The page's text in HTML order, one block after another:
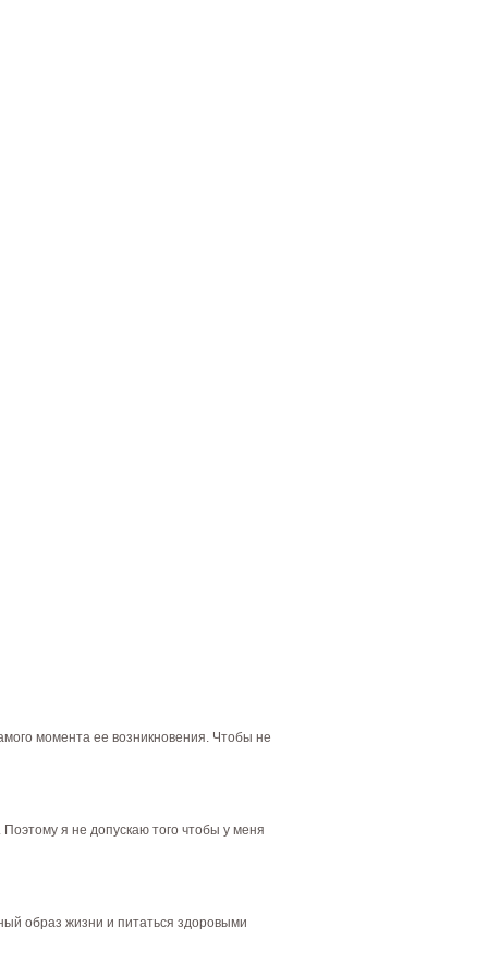
момента ее возникновения. Чтобы не
я не допускаю того чтобы у меня
образ жизни и питаться здоровыми